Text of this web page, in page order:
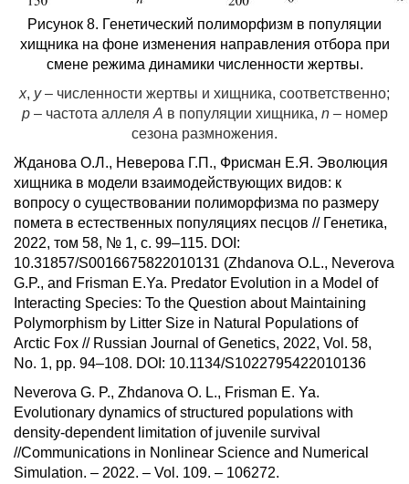
Рисунок 8. Генетический полиморфизм в популяции
хищника на фоне изменения направления отбора при
смене режима динамики численности жертвы.
x, y– численности жертвы и хищника, соответственно;
p– частота аллеля А в популяции хищника, n– номер
сезона размножения.
Жданова О.Л., Неверова Г.П., Фрисман Е.Я. Эволюция
хищника в модели взаимодействующих видов: к
вопросу о существовании полиморфизма по размеру
помета в естественных популяциях песцов // Генетика,
2022, том 58, № 1, с. 99–115. DOI:
10.31857/S0016675822010131 (Zhdanova O.L., Neverova
G.P., and Frisman E.Ya. Predator Evolution in a Model of
Interacting Species: To the Question about Maintaining
Polymorphism by Litter Size in Natural Populations of
Arctic Fox // Russian Journal of Genetics, 2022, Vol. 58,
No. 1, pp. 94–108. DOI: 10.1134/S1022795422010136
Neverova G. P., Zhdanova O. L., Frisman E. Ya.
Evolutionary dynamics of structured populations with
density-dependent limitation of juvenile survival
//Communications in Nonlinear Science and Numerical
Simulation. – 2022. – Vol. 109. – 106272.